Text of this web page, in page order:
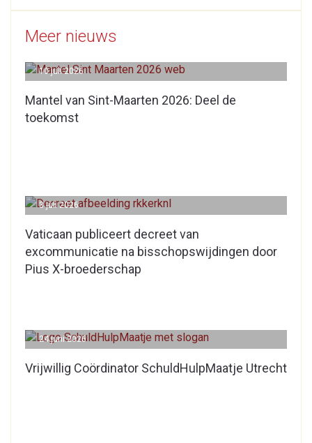
Meer nieuws
Mantel van Sint-Maarten 2026: Deel de
toekomst
10 juli 2026
Vaticaan publiceert decreet van
excommunicatie na bisschopswijdingen door
Pius X-broederschap
3 juli 2026
Vrijwillig Coördinator SchuldHulpMaatje Utrecht
24 juni 2026